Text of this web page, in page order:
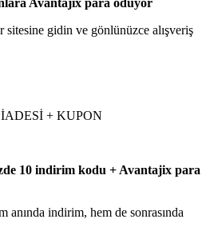
Avantajix para ödüyor
sitesine gidin ve gönlünüzce alışveriş
+ KUPON
10 indirim kodu + Avantajix para
anında indirim, hem de sonrasında